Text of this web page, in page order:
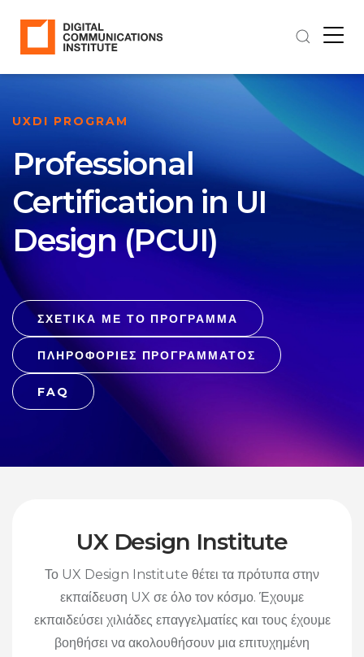
UXDI PROGRAM
Professional
Certification in UI
Design (PCUI)
ΣΧΕΤΙΚΑ ΜΕ ΤΟ ΠΡΟΓΡΑΜΜΑ
ΠΛΗΡΟΦΟΡΙΕΣ ΠΡΟΓΡΑΜΜΑΤΟΣ
FAQ
UX Design Institute
Το UX Design Institute θέτει τα πρότυπα στην
εκπαίδευση UX σε όλο τον κόσμο. Έχουμε
εκπαιδεύσει χιλιάδες επαγγελματίες και τους έχουμε
βοηθήσει να ακολουθήσουν μια επιτυχημένη